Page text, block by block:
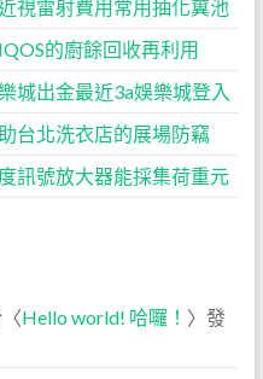
視雷射費用常用抽化糞池
的廚餘回收再利用
城出金最近3a娛樂城登入
台北洗衣店的展場防竊
訊號放大器能採集荷重元
Hello world! 哈囉！ 〉發